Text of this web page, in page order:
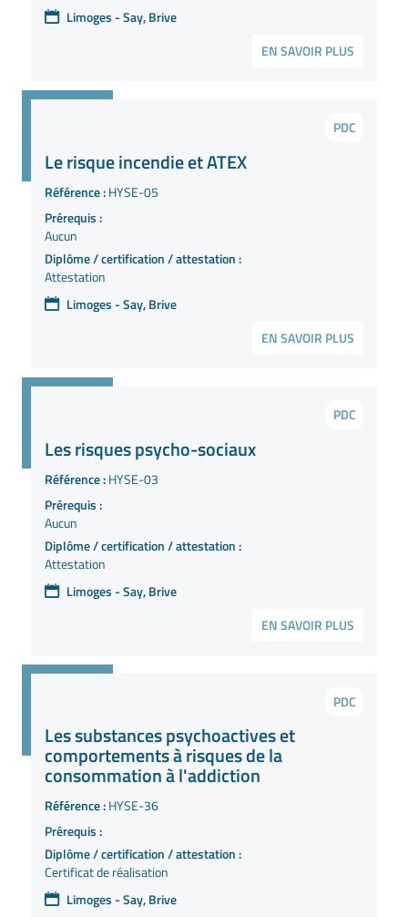
Limoges - Say, Brive
EN SAVOIR PLUS
PDC
Le risque incendie et ATEX
Référence :HYSE-05
Prérequis :
Aucun
Diplôme / certification / attestation :
Attestation
Limoges - Say, Brive
EN SAVOIR PLUS
PDC
Les risques psycho-sociaux
Référence :HYSE-03
Prérequis :
Aucun
Diplôme / certification / attestation :
Attestation
Limoges - Say, Brive
EN SAVOIR PLUS
PDC
Les substances psychoactives et
comportements à risques de la
consommation à l'addiction
Référence :HYSE-36
Prérequis :
Diplôme / certification / attestation :
Certificat de réalisation
Limoges - Say, Brive